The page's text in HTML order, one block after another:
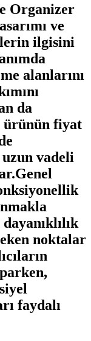
Organizer
ve
ilgisini
alanlarını
da
ürünün fiyat
vadeli
noktalar
faydalı